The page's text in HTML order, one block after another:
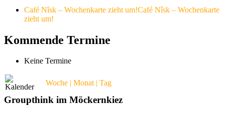
Café Nîsk – Wochenkarte zieht um!Café Nîsk – Wochenkarte
zieht um!
Kommende Termine
Keine Termine
Woche | Monat | Tag
Groupthink im Möckernkiez